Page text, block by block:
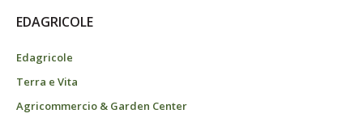
EDAGRICOLE
Edagricole
Terra e Vita
Agricommercio & Garden Center